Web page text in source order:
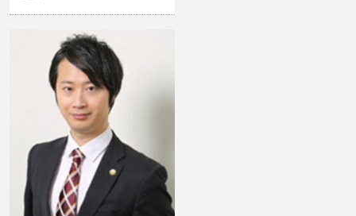
公務執行妨害
ネット犯罪
銃刀法違反
風営法・風適法違反